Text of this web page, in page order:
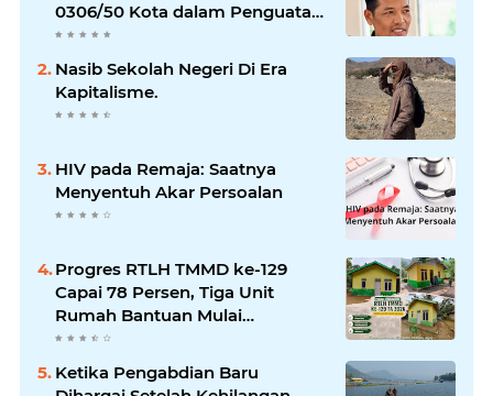
0306/50 Kota dalam Penguatan
Mitigasi dan Penanganan
Bencana
Nasib Sekolah Negeri Di Era
Kapitalisme.
HIV pada Remaja: Saatnya
Menyentuh Akar Persoalan
Progres RTLH TMMD ke-129
Capai 78 Persen, Tiga Unit
Rumah Bantuan Mulai
Rampung
Ketika Pengabdian Baru